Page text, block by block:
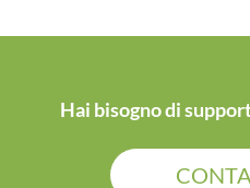
Hai bisogno di